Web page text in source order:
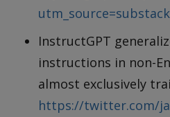
InstructGPT
instructions in non-
almost exclusively
https://twitter.com/